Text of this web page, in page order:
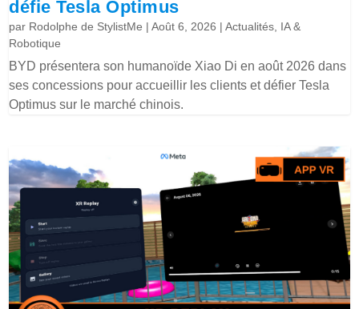
défie Tesla Optimus
par Rodolphe de StylistMe |Août 6, 2026 |Actualités, IA &
Robotique
BYD présentera son humanoïde Xiao Di en août 2026 dans
ses concessions pour accueillir les clients et défier Tesla
Optimus sur le marché chinois.